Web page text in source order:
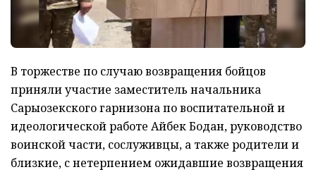
В торжестве по случаю возвращения бойцов
приняли участие заместитель начальника
Сарыозекского гарнизона по воспитательной и
идеологической работе Айбек Бодан, руководство
воинской части, сослуживцы, а также родители и
близкие, с нетерпением ожидавшие возвращения